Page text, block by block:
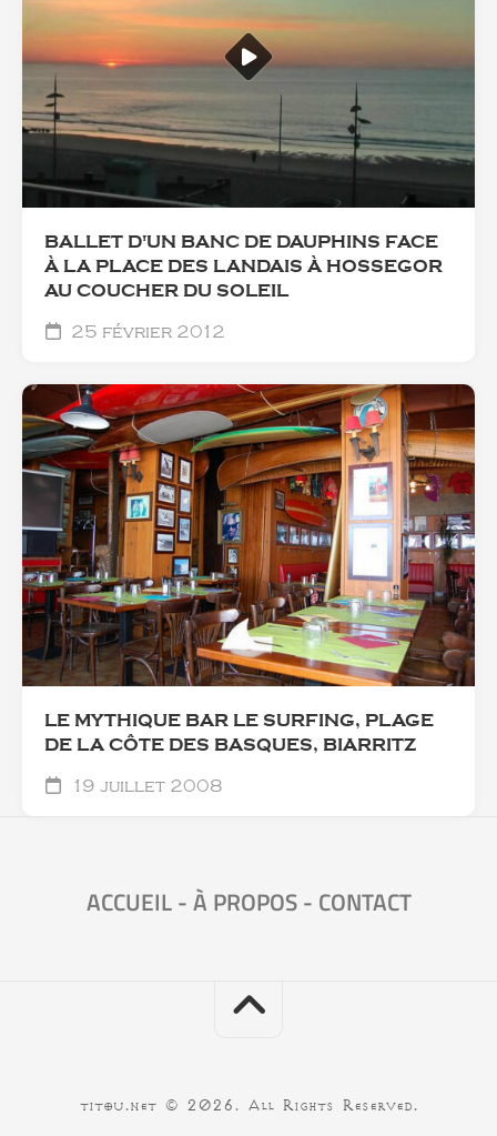
BALLET D'UN BANC DE DAUPHINS FACE
À LA PLACE DES LANDAIS À HOSSEGOR
AU COUCHER DU SOLEIL
25 février 2012
LE MYTHIQUE BAR LE SURFING, PLAGE
DE LA CÔTE DES BASQUES, BIARRITZ
19 juillet 2008
ACCUEIL-À PROPOS- CONTACT
titou.net © 2026. All Rights Reserved.